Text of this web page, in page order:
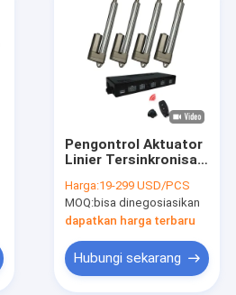
Pengontrol Aktuator
Linier Tersinkronisasi
4 Aktuator
Harga:19-299 USD/PCS
MOQ:bisa dinegosiasikan
dapatkan harga terbaru
Hubungi sekarang